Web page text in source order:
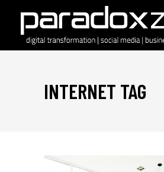
INTERNET TAG